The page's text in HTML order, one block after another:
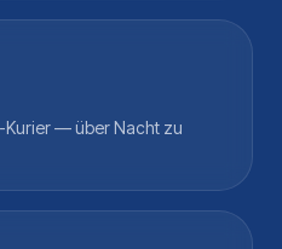
Kurier — über Nacht zu